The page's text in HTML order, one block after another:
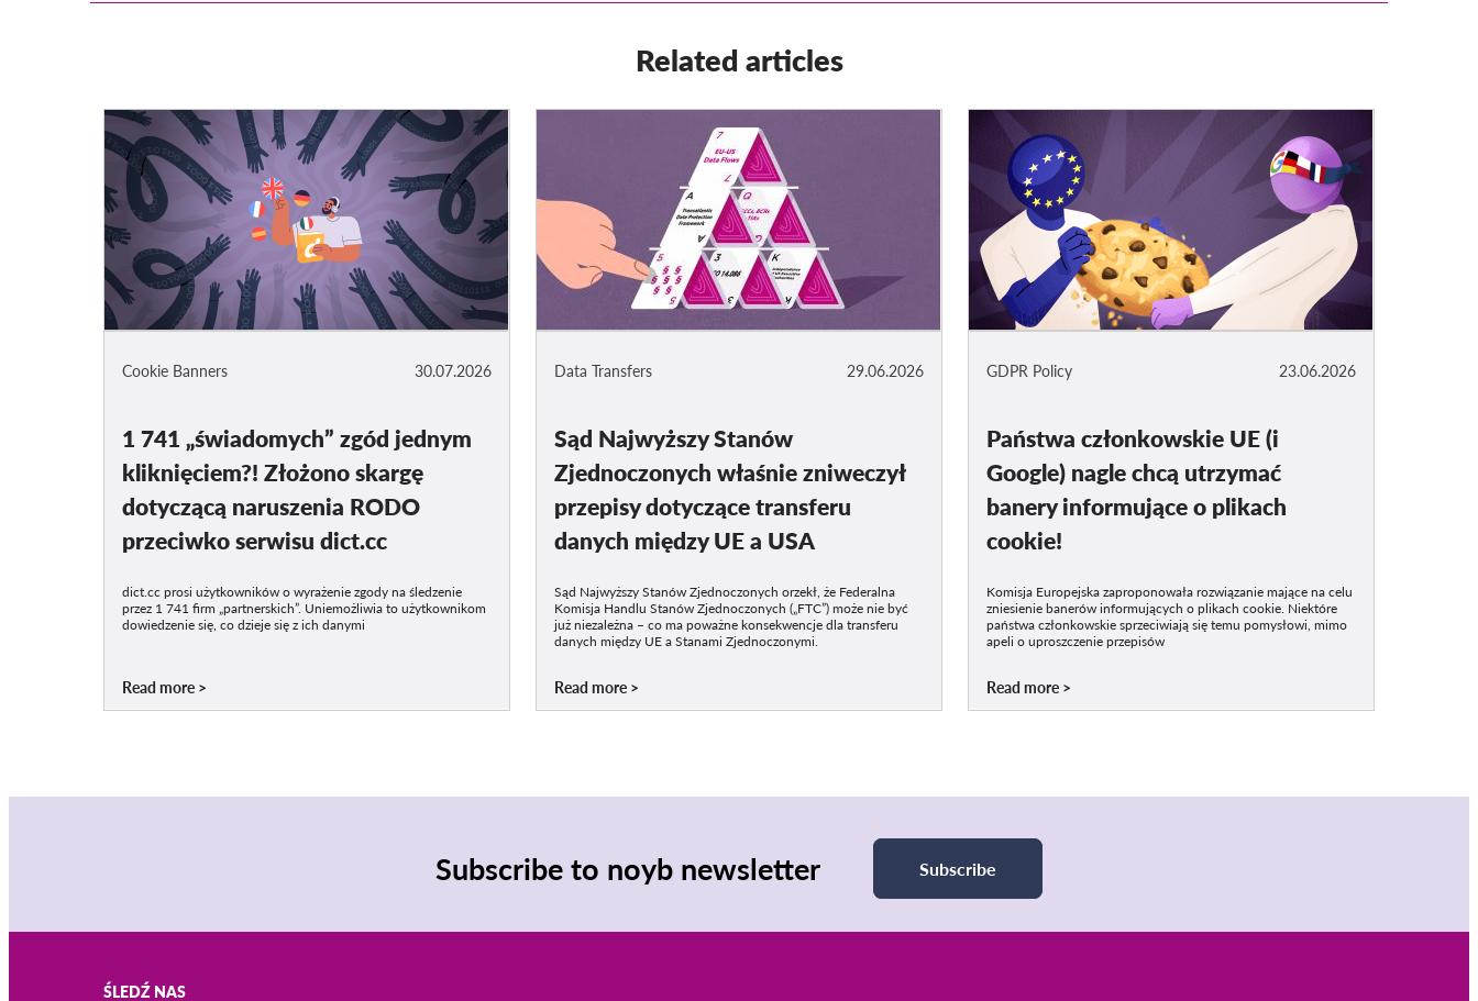
Related articles
30.07.2026
Cookie Banners
1 741 „świadomych” zgód jednym
kliknięciem?! Złożono skargę
dotyczącą naruszenia RODO
przeciwko serwisu dict.cc
dict.cc prosi użytkowników o wyrażenie zgody na śledzenie
przez 1 741 firm „partnerskich”. Uniemożliwia to użytkownikom
dowiedzenie się, co dzieje się z ich danymi
Read more
29.06.2026
Data Transfers
Sąd Najwyższy Stanów
Zjednoczonych właśnie zniweczył
przepisy dotyczące transferu
danych między UE a USA
Sąd Najwyższy Stanów Zjednoczonych orzekł, że Federalna
Komisja Handlu Stanów Zjednoczonych („FTC”) może nie być
już niezależna – co ma poważne konsekwencje dla transferu
danych między UE a Stanami Zjednoczonymi.
Read more
23.06.2026
GDPR Policy
Państwa członkowskie UE (i
Google) nagle chcą utrzymać
banery informujące o plikach
cookie!
Komisja Europejska zaproponowała rozwiązanie mające na celu
zniesienie banerów informujących o plikach cookie. Niektóre
państwa członkowskie sprzeciwiają się temu pomysłowi, mimo
apeli o uproszczenie przepisów
Read more
Subscribe to noyb newsletter Subscribe
ŚLEDŹ NAS